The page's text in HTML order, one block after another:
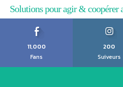
Solutions pour agir & coopérer
11,000
Fans
200
Suiveurs